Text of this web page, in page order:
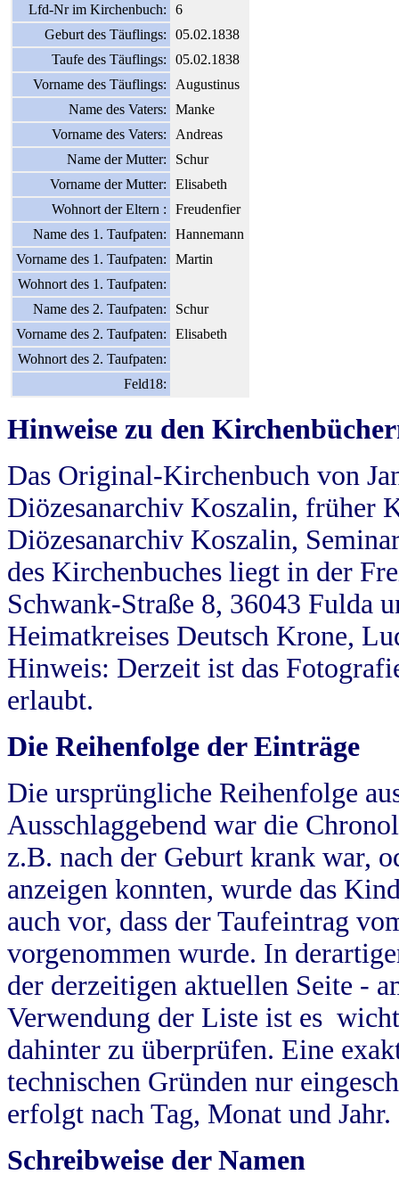
Lfd-Nr im Kirchenbuch:
6
Geburt des Täuflings:
05.02.1838
Taufe des Täuflings:
05.02.1838
Vorname des Täuflings:
Augustinus
Name des Vaters:
Manke
Vorname des Vaters:
Andreas
Name der Mutter:
Schur
Vorname der Mutter:
Elisabeth
Wohnort der Eltern :
Freudenfier
Name des 1. Taufpaten:
Hannemann
Vorname des 1. Taufpaten:
Martin
Wohnort des 1. Taufpaten:
Name des 2. Taufpaten:
Schur
Vorname des 2. Taufpaten:
Elisabeth
Wohnort des 2. Taufpaten:
Feld18:
Hinweise zu den
Das Original-Kirchenbuch von
Diözesanarchiv Koszalin, früher
Diözesanarchiv Koszalin,
des Kirchenbuches liegt in der
Schwank-Straße 8, 36043 Fulda
Heimatkreises Deutsch Krone,
Hinweis: Derzeit ist das
erlaubt.
Die Reihenfolge der Einträge
Die ursprüngliche Reihenfolge
Ausschlaggebend war die
z.B. nach der Geburt krank war,
anzeigen konnten, wurde das
auch vor, dass der Taufeintrag
vorgenommen wurde. In
der derzeitigen aktuellen Seite -
Verwendung der Liste ist es
dahinter zu überprüfen. Eine
technischen Gründen nur
erfolgt nach Tag, Monat und Jahr.
Schreibweise der Namen